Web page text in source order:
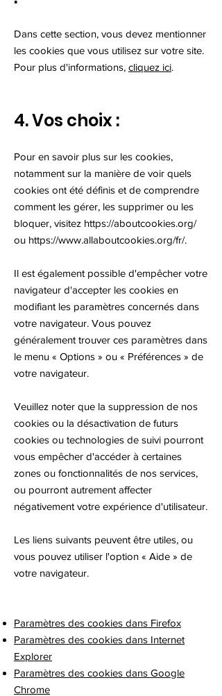
Dans cette section, vous devez mentionner
les cookies que vous utilisez sur votre site.
Pour plus d'informations, cliquez ici.
4. Vos choix :
Pour en savoir plus sur les cookies,
notamment sur la manière de voir quels
cookies ont été définis et de comprendre
comment les gérer, les supprimer ou les
bloquer, visitez https://aboutcookies.org/
ou https://www.allaboutcookies.org/fr/.
Il est également possible d'empêcher votre
navigateur d'accepter les cookies en
modifiant les paramètres concernés dans
votre navigateur. Vous pouvez
généralement trouver ces paramètres dans
le menu « Options » ou « Préférences » de
votre navigateur.
Veuillez noter que la suppression de nos
cookies ou la désactivation de futurs
cookies ou technologies de suivi pourront
vous empêcher d'accéder à certaines
zones ou fonctionnalités de nos services,
ou pourront autrement affecter
négativement votre expérience d'utilisateur.
Les liens suivants peuvent être utiles, ou
vous pouvez utiliser l'option « Aide » de
votre navigateur.
Paramètres des cookies dans Firefox
Paramètres des cookies dans Internet
Explorer
Paramètres des cookies dans Google
Chrome